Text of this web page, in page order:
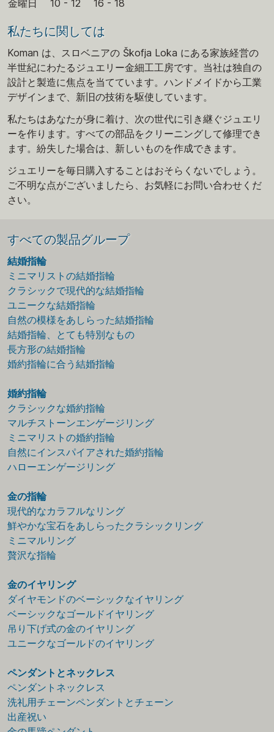
金曜日
10 - 12 16 - 18
私たちに関しては
Koman は、スロベニアの Škofja Loka にある家族経営の
半世紀にわたるジュエリー金細工工房です。当社は独自の
設計と製造に焦点を当てています。ハンドメイドから工業
デザインまで、新旧の技術を駆使しています。
私たちはあなたが身に着け、次の世代に引き継ぐジュエリ
ーを作ります。すべての部品をクリーニングして修理でき
ます。紛失した場合は、新しいものを作成できます。
ジュエリーを毎日購入することはおそらくないでしょう。
ご不明な点がございましたら、お気軽にお問い合わせくだ
さい。
すべての製品グループ
結婚指輪
ミニマリストの結婚指輪
クラシックで現代的な結婚指輪
ユニークな結婚指輪
自然の模様をあしらった結婚指輪
結婚指輪、とても特別なもの
長方形の結婚指輪
婚約指輪に合う結婚指輪
婚約指輪
クラシックな婚約指輪
マルチストーンエンゲージリング
ミニマリストの婚約指輪
自然にインスパイアされた婚約指輪
ハローエンゲージリング
金の指輪
現代的なカラフルなリング
鮮やかな宝石をあしらったクラシックリング
ミニマルリング
贅沢な指輪
金のイヤリング
ダイヤモンドのベーシックなイヤリング
ベーシックなゴールドイヤリング
吊り下げ式の金のイヤリング
ユニークなゴールドのイヤリング
ペンダントとネックレス
ペンダントネックレス
洗礼用チェーンペンダントとチェーン
出産祝い